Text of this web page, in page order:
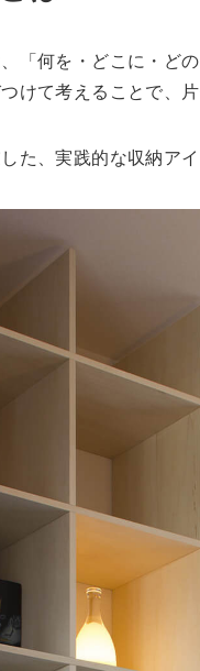
「何を・どこに・ど
けて考えることで、
た、実践的な収納ア